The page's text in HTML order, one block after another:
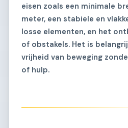
eisen zoals een minimale
meter, een stabiele en
losse elementen, en het
of obstakels. Het is
vrijheid van beweging
of hulp.